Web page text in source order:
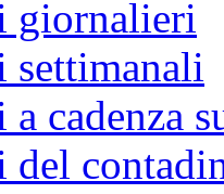
giornalieri
settimanali
cadenza
del